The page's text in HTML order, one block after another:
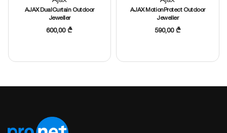
AJAX DualCurtain Outdoor
Jeweller
600,00₾
AJAX MotionProtect Outdoor
Jeweller
590,00₾